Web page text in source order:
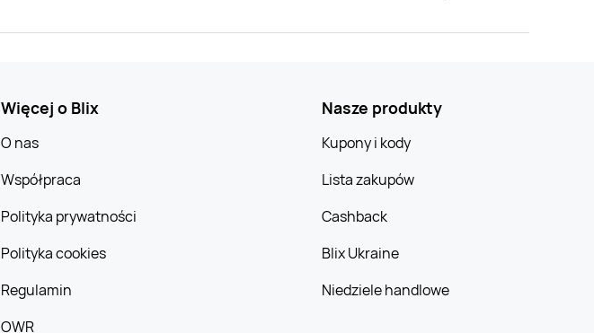
Więcej o Blix
O nas
Współpraca
Polityka prywatności
Polityka cookies
Regulamin
OWR
Nasze produkty
Kupony i kody
Lista zakupów
Cashback
Blix Ukraine
Niedziele handlowe